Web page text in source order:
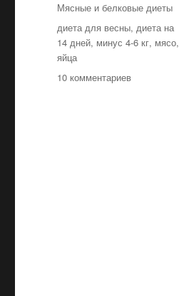
Мясные и белковые диеты
Метки
диета для весны,диета на
14 дней, минус 4-6 кг, мясо,
яйца
10 комментариев